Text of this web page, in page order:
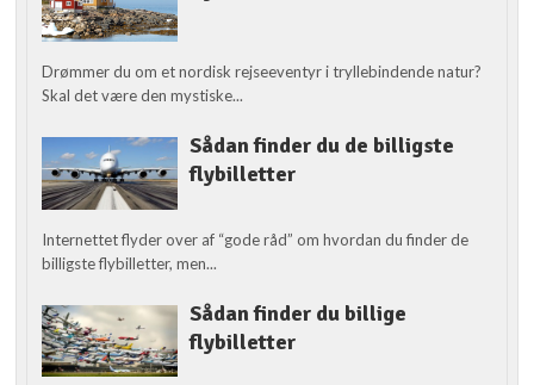
Drømmer du om et nordisk rejseeventyr i tryllebindende natur?
Skal det være den mystiske...
Sådan finder du de billigste
flybilletter
Internettet flyder over af “gode råd” om hvordan du finder de
billigste flybilletter, men...
Sådan finder du billige
flybilletter